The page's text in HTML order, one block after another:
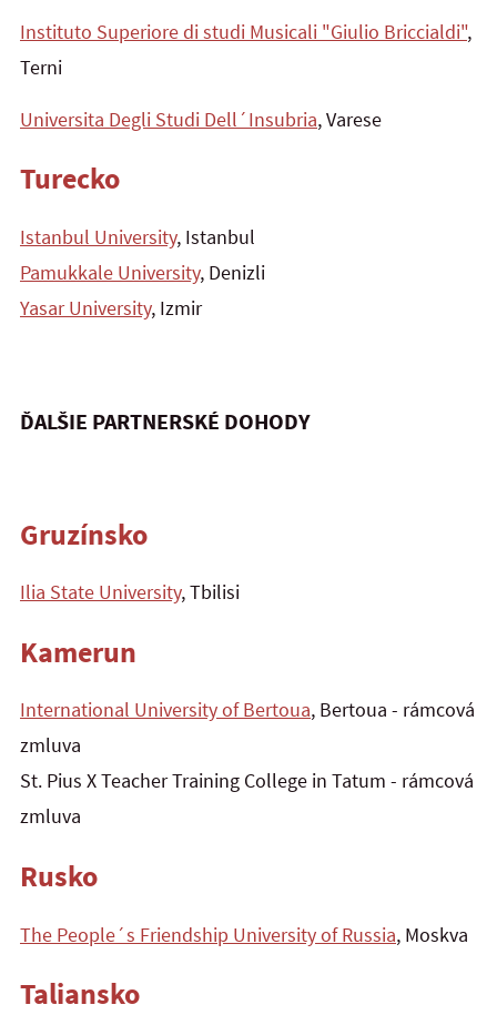
Instituto Superiore di studi Musicali "Giulio Briccialdi",
Terni
Universita Degli Studi Dell´Insubria, Varese
Turecko
Istanbul University, Istanbul
Pamukkale University, Denizli
Yasar University, Izmir
ĎALŠIE PARTNERSKÉ DOHODY
Gruzínsko
Ilia State University, Tbilisi
Kamerun
International University of Bertoua, Bertoua - rámcová
zmluva
St. Pius X Teacher Training College in Tatum - rámcová
zmluva
Rusko
The People´s Friendship University of Russia, Moskva
Taliansko